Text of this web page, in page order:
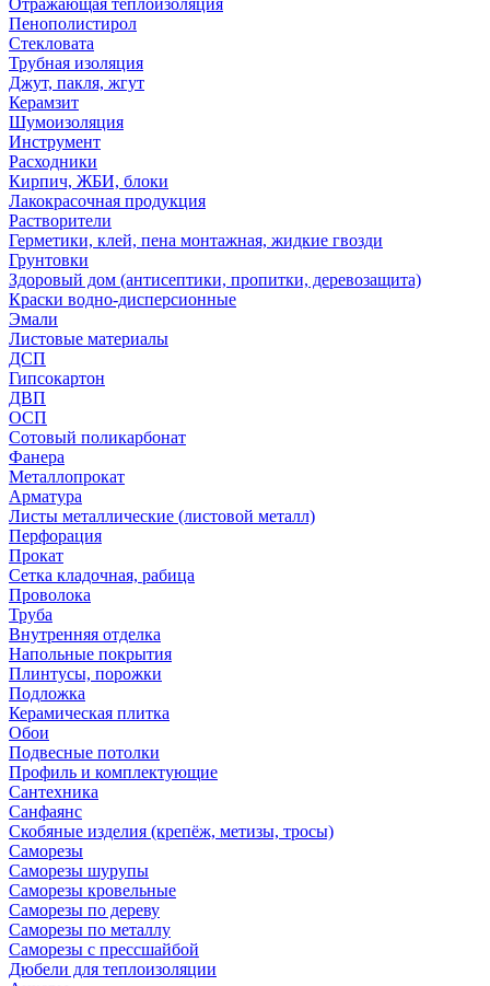
Отражающая теплоизоляция
Пенополистирол
Стекловата
Трубная изоляция
Джут, пакля, жгут
Керамзит
Шумоизоляция
Инструмент
Расходники
Кирпич, ЖБИ, блоки
Лакокрасочная продукция
Растворители
Герметики, клей, пена монтажная, жидкие гвозди
Грунтовки
Здоровый дом (антисептики, пропитки, деревозащита)
Краски водно-дисперсионные
Эмали
Листовые материалы
ДСП
Гипсокартон
ДВП
ОСП
Сотовый поликарбонат
Фанера
Металлопрокат
Арматура
Листы металлические (листовой металл)
Перфорация
Прокат
Сетка кладочная, рабица
Проволока
Труба
Внутренняя отделка
Напольные покрытия
Плинтусы, порожки
Подложка
Керамическая плитка
Обои
Подвесные потолки
Профиль и комплектующие
Сантехника
Санфаянс
Скобяные изделия (крепёж, метизы, тросы)
Саморезы
Саморезы шурупы
Саморезы кровельные
Саморезы по дереву
Саморезы по металлу
Саморезы с прессшайбой
Дюбели для теплоизоляции